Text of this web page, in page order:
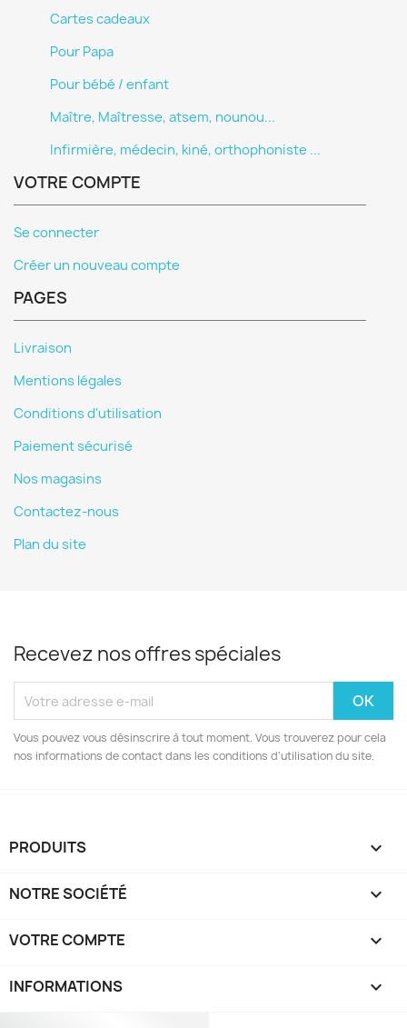
Cartes cadeaux
Pour Papa
Pour bébé / enfant
Maître, Maîtresse, atsem, nounou...
Infirmière, médecin, kiné, orthophoniste ...
VOTRE COMPTE
Se connecter
Créer un nouveau compte
PAGES
Livraison
Mentions légales
Conditions d'utilisation
Paiement sécurisé
Nos magasins
Contactez-nous
Plan du site
Recevez nos offres spéciales
Vous pouvez vous désinscrire à tout moment. Vous trouverez pour cela
nos informations de contact dans les conditions d'utilisation du site.
PRODUITS 
NOTRE SOCIÉTÉ 
VOTRE COMPTE 
INFORMATIONS keyboard_arrow_down